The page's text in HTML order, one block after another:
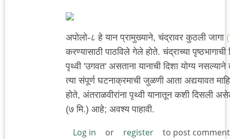
अपोलो-८ हे यान प्रामुख्याने, चंद्रावर कुठली जागा
करण्यासाठी पाठविले गेले होते. चंद्राच्या
पृथ्वी 'उगवत' असताना यानाची दिशा योग्य
त्या संपूर्ण घटनाक्रमाची जुळणी आता अद्ययावत
होते, अंतराळवीरांना पृथ्वी यानातून कशी दिसली
(७ मि.) आहे; अवश्य पाहावी.
Log in or register
to post